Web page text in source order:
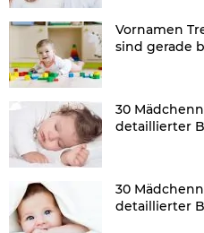
Vornamen
sind gerade
30
detaillierter
30
detaillierter